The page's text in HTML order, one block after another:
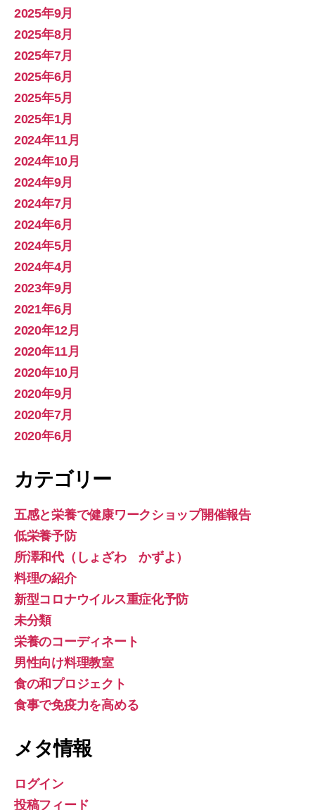
2025年9月
2025年8月
2025年7月
2025年6月
2025年5月
2025年1月
2024年11月
2024年10月
2024年9月
2024年7月
2024年6月
2024年5月
2024年4月
2023年9月
2021年6月
2020年12月
2020年11月
2020年10月
2020年9月
2020年7月
2020年6月
カテゴリー
五感と栄養で健康ワークショップ開催報告
低栄養予防
所澤和代（しょざわ かずよ）
料理の紹介
新型コロナウイルス重症化予防
未分類
栄養のコーディネート
男性向け料理教室
食の和プロジェクト
食事で免疫力を高める
メタ情報
ログイン
投稿フィード